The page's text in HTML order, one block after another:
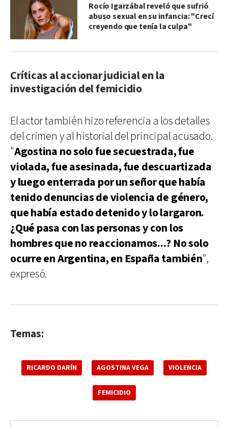
Rocío Igarzábal reveló que sufrió
abuso sexual en su infancia: "Crecí
creyendo que tenía la culpa"
Críticas al accionar judicial en la
investigación del femicidio
El actor también hizo referencia a los detalles
del crimen y al historial del principal acusado.
"Agostina no solo fue secuestrada, fue
violada, fue asesinada, fue descuartizada
y luego enterrada por un señor que había
tenido denuncias de violencia de género,
que había estado detenido y lo largaron.
¿Qué pasa con las personas y con los
hombres que no reaccionamos...? No solo
ocurre en Argentina, en España también",
expresó.
Temas:
RICARDO DARÍN AGOSTINA VEGA VIOLENCIA
FEMICIDIO